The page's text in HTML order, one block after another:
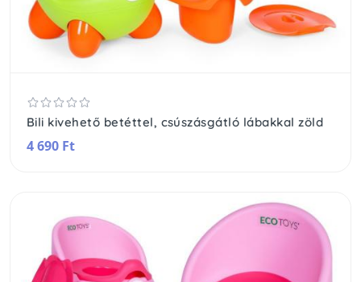
Bili kivehető betéttel, csúszásgátló lábakkal zöld
4 690 Ft